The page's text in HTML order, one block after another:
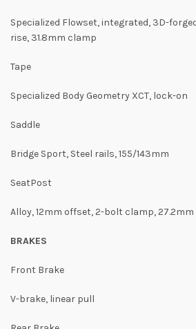
Specialized Flowset, integrated, 3D-
rise, 31.8mm clamp
Tape
Specialized Body Geometry XCT, lock-on
Saddle
Bridge Sport, Steel rails, 155/143mm
SeatPost
Alloy, 12mm offset, 2-bolt clamp, 27.2mm
BRAKES
Front Brake
V-brake, linear pull